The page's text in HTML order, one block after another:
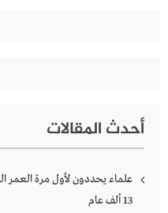
أحدث المقالات
علماء يحددون لأول مرة
13 ألف عام